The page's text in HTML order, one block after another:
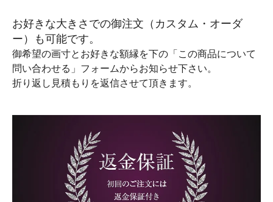
お好きな大きさでの御注文（カスタム・オーダ
ー）も可能です。
御希望の画寸とお好きな額縁を下の「この商品について
問い合わせる」フォームからお知らせ下さい。
折り返し見積もりを返信させて頂きます。